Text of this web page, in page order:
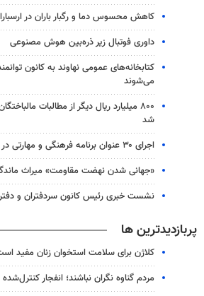
کاهش محسوس دما و رگبار باران در
داوری فوتبال زیر ذره‌بین هوش مصنوعی
کتابخانه‌های عمومی نهاوند به کانون
می‌شوند
۸۰۰ میلیارد ریال دیگر از مطالبات
شد
اجرای ۳۰ عنوان برنامه فرهنگی و مهارتی در کتابخانه‎‌های همدان
«جهانی شدن نهضت مقاومت» میراث
نشست خبری رئیس کانون سردفتران و
پربازدیدترین ها
کلاژن برای سلامت استخوان زنان مفید
مردم گناوه نگران نباشند؛ انفجار